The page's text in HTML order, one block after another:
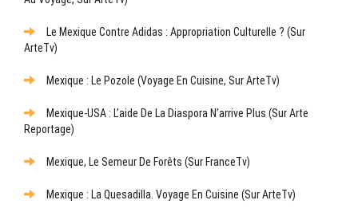
Le Mexique Contre Adidas : Appropriation Culturelle ? (sur
ArteTv)
Mexique : Le Pozole (Voyage En Cuisine, Sur ArteTv)
Mexique-USA : L’aide De La Diaspora N’arrive Plus (sur Arte
Reportage)
Mexique, Le Semeur De Forêts (sur FranceTv)
Mexique : La Quesadilla. Voyage En Cuisine (sur ArteTv)